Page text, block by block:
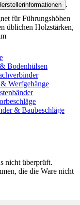
für Führungshöhen
üblichen Holzstärken,
.
Bodenhülsen
Werfgehänge
& Baubeschläge
nicht überprüft.
die die Ware nicht